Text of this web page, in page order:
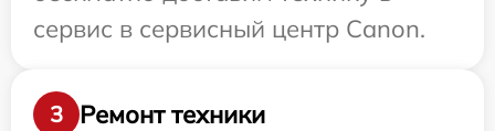
сервис в сервисный центр Canon.
3
Ремонт техники